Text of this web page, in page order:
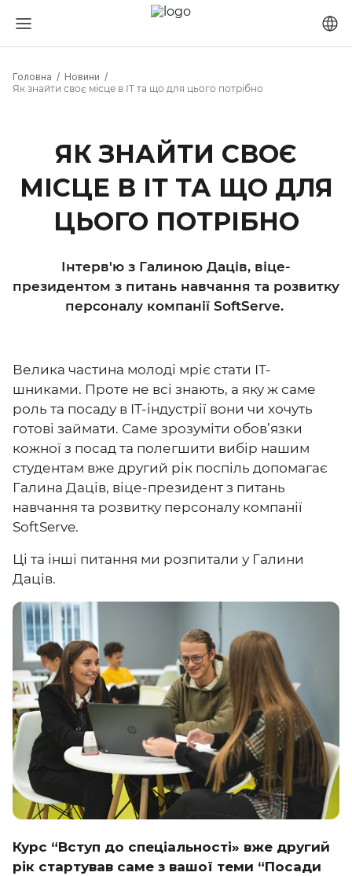
Головна
Новини
Як знайти своє місце в ІТ та що для цього потрібно
ЯК ЗНАЙТИ СВОЄ
МІСЦЕ В ІТ ТА ЩО ДЛЯ
ЦЬОГО ПОТРІБНО
Інтерв'ю з Галиною Даців, віце-
президентом з питань навчання та розвитку
персоналу компанії SoftServe.
Велика частина молоді мріє стати ІТ-
шниками. Проте не всі знають, а яку ж саме
роль та посаду в ІТ-індустрії вони чи хочуть
готові займати. Саме зрозуміти обов’язки
кожної з посад та полегшити вибір нашим
студентам вже другий рік поспіль допомагає
Галина Даців, віце-президент з питань
навчання та розвитку персоналу компанії
SoftServe.
Ці та інші питання ми розпитали у Галини
Даців.
Курс “Вступ до спеціальності» вже другий
рік стартував саме з вашої теми “Посади